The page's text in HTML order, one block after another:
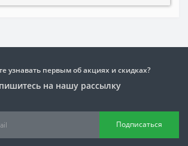
узнавать первым об акциях и скидках?
на нашу рассылку
Подписаться